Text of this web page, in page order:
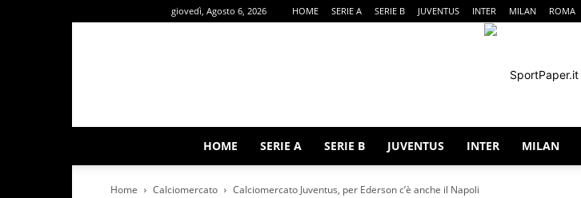
giovedì, Agosto 6, 2026 HOME SERIE A SERIE B JUVENTUS INTER MILAN ROMA
HOME SERIE A SERIE B JUVENTUS INTER MILAN
Home Calciomercato Calciomercato Juventus, per Ederson c’è anche il Napoli